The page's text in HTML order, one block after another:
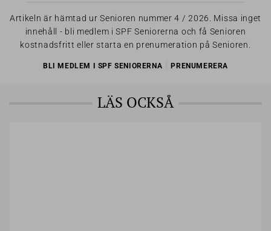
Artikeln är hämtad ur Senioren nummer 4 / 2026. Missa inget
innehåll - bli medlem i SPF Seniorerna och få Senioren
kostnadsfritt eller starta en prenumeration på Senioren.
BLI MEDLEM I SPF SENIORERNA PRENUMERERA
LÄS OCKSÅ